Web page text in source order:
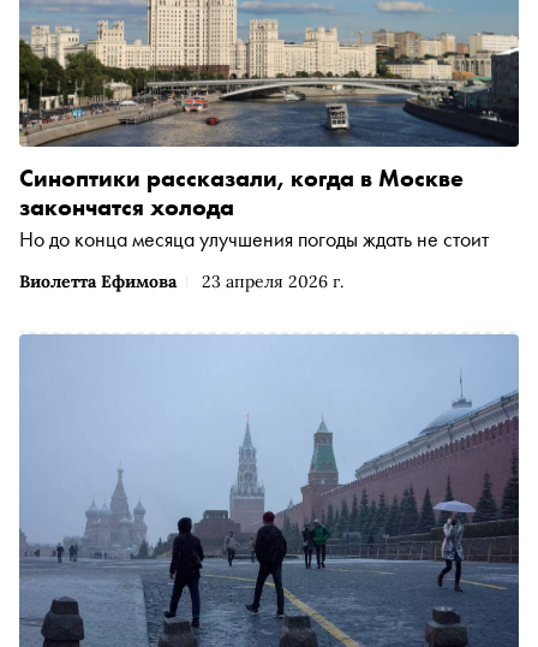
Виолетта Ефимова 23 апреля 2026 г.
Синоптики рассказали, когда в Москве
закончатся холода
Но до конца месяца улучшения погоды ждать не стоит